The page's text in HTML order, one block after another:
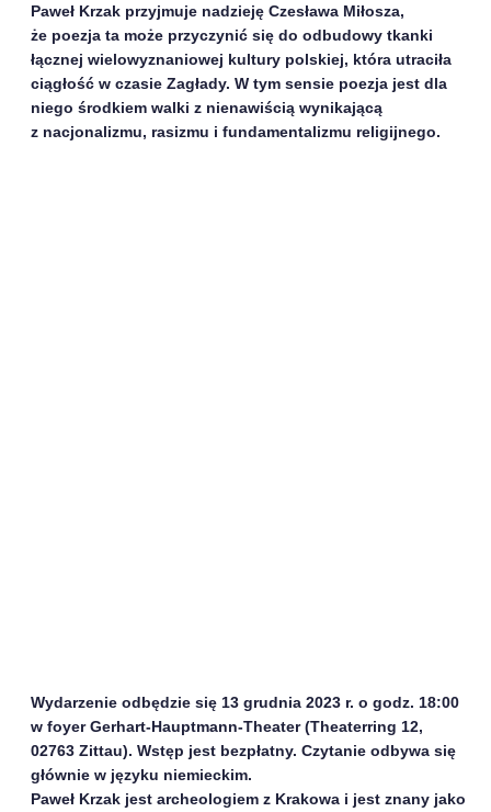
Paweł Krzak przyjmuje nadzieję Czesława Miłosza,
że poezja ta może przyczynić się do odbudowy tkanki
łącznej wielowyznaniowej kultury polskiej, która utraciła
ciągłość w czasie Zagłady. W tym sensie poezja jest dla
niego środkiem walki z nienawiścią wynikającą
z nacjonalizmu, rasizmu i fundamentalizmu religijnego.
Wydarzenie odbędzie się 13 grudnia 2023 r. o godz. 18:00
w foyer Gerhart-Hauptmann-Theater (Theaterring 12,
02763 Zittau). Wstęp jest bezpłatny. Czytanie odbywa się
głównie w języku niemieckim.
Paweł Krzak jest archeologiem z Krakowa i jest znany jako